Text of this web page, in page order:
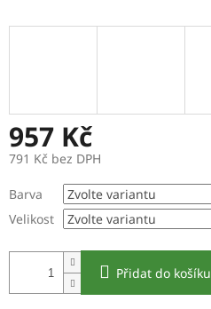
957 Kč
791 Kč bez DPH
cena:
Barva
Velikost
Přidat do košíku